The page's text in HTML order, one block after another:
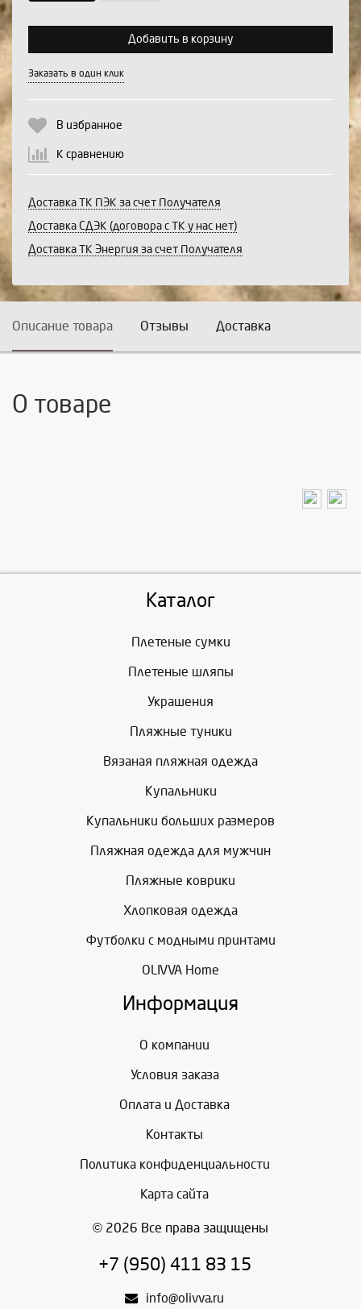
Выберите количество:
Продолжить Отмена
Добавить в корзину
Заказать в один клик
В избранное
К сравнению
Доставка ТК ПЭК за счет Получателя
Доставка СДЭК (договора с ТК у нас нет)
Доставка ТК Энергия за счет Получателя
Описание товара Отзывы Доставка
О товаре
Каталог
Плетеные сумки
Плетеные шляпы
Украшения
Пляжные туники
Вязаная пляжная одежда
Купальники
Купальники больших размеров
Пляжная одежда для мужчин
Пляжные коврики
Хлопковая одежда
Футболки с модными принтами
OLIVVA Home
Информация
О компании
Условия заказа
Оплата и Доставка
Контакты
Политика конфиденциальности
Карта сайта
© 2026 Все права защищены
+7 (950) 411 83 15
info@olivva.ru